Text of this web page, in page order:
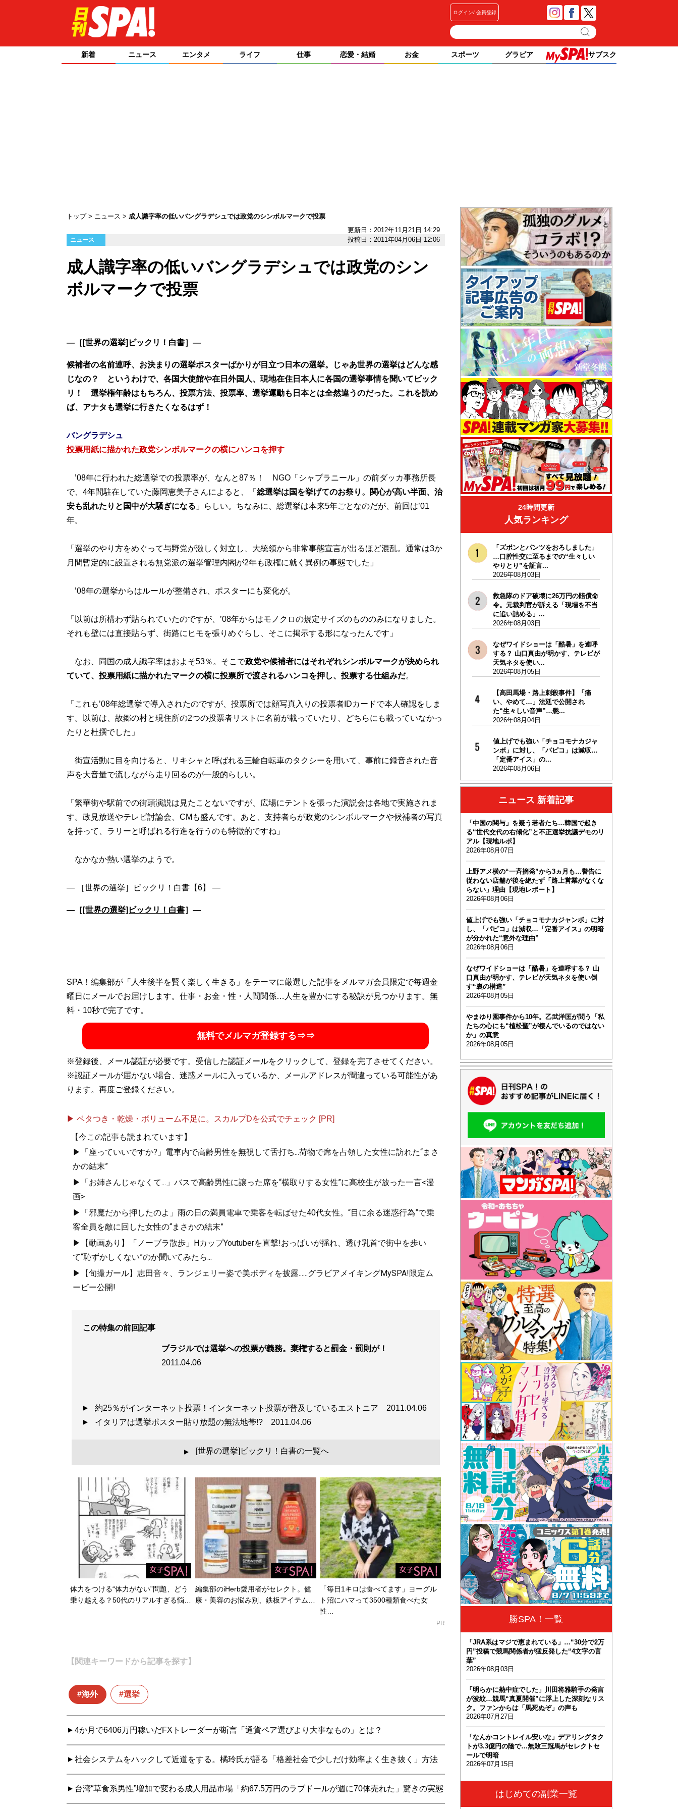
ログイン 会員登録
新着 ニュース エンタメ ライフ 仕事 恋愛・結婚 お金 スポーツ グラビア サブスク
トップ ニュース
成人識字率の低いバングラデシュでは政党のシンボルマークで投票
更新日：2012年11月21日 14:29
ニュース 投稿日：2011年04月06日 12:06
成人識字率の低いバングラデシュでは政党のシン
ボルマークで投票
―［ [世界の選挙]ビックリ！白書］―
候補者の名前連呼、お決まりの選挙ポスターばかりが目立つ日本の選挙。じゃあ世界の選挙はどんな感
じなの？ というわけで、各国大使館や在日外国人、現地在住日本人に各国の選挙事情を聞いてビック
リ！ 選挙権年齢はもちろん、投票方法、投票率、選挙運動も日本とは全然違うのだった。これを読め
ば、アナタも選挙に行きたくなるはず！
バングラデシュ
投票用紙に描かれた政党シンボルマークの横にハンコを押す
’08年に行われた総選挙での投票率が、なんと87％！ NGO「シャプラニール」の前ダッカ事務所長
で、4年間駐在していた藤岡恵美子さんによると、「 総選挙は国を挙げてのお祭り。関心が高い半面、治
安も乱れたりと国中が大騒ぎになる 」らしい。ちなみに、総選挙は本来5年ごとなのだが、前回は’01
年。
「選挙のやり方をめぐって与野党が激しく対立し、大統領から非常事態宣言が出るほど混乱。通常は3か
月間暫定的に設置される無党派の選挙管理内閣が2年も政権に就く異例の事態でした」
’08年の選挙からはルールが整備され、ポスターにも変化が。
「以前は所構わず貼られていたのですが、’08年からはモノクロの規定サイズのもののみになりました。
それも壁には直接貼らず、街路にヒモを張りめぐらし、そこに掲示する形になったんです」
なお、同国の成人識字率はおよそ53％。そこで政党や候補者にはそれぞれシンボルマークが決められ
ていて、投票用紙に描かれたマークの横に投票所で渡されるハンコを押し、投票する仕組みだ。
「これも’08年総選挙で導入されたのですが、投票所では顔写真入りの投票者IDカードで本人確認をしま
す。以前は、故郷の村と現住所の2つの投票者リストに名前が載っていたり、どちらにも載っていなかっ
たりと杜撰でした」
街宣活動に目を向けると、リキシャと呼ばれる三輪自転車のタクシーを用いて、事前に録音された音
声を大音量で流しながら走り回るのが一般的らしい。
「繁華街や駅前での街頭演説は見たことないですが、広場にテントを張った演説会は各地で実施されま
す。政見放送やテレビ討論会、CMも盛んです。あと、支持者らが政党のシンボルマークや候補者の写真
を持って、ラリーと呼ばれる行進を行うのも特徴的ですね」
なかなか熱い選挙のようで。
― ［世界の選挙］ビックリ！白書【6】 ―
―［ [世界の選挙]ビックリ！白書］―
SPA！編集部が「人生後半を賢く楽しく生きる」をテーマに厳選した記事をメルマガ会員限定で毎週金
曜日にメールでお届けします。仕事・お金・性・人間関係…人生を豊かにする秘訣が見つかります。無
料・10秒で完了です。
無料でメルマガ登録する⇒⇒
※登録後、メール認証が必要です。受信した認証メールをクリックして、登録を完了させてください。
※認証メールが届かない場合、迷惑メールに入っているか、メールアドレスが間違っている可能性があ
ります。再度ご登録ください。
▶ ベタつき・乾燥・ボリューム不足に。スカルプDを公式でチェック [PR]
【今この記事も読まれています】
▶「座っていいですか?」電車内で高齢男性を無視して舌打ち...荷物で席を占領した女性に訪れた“まさ
かの結末”
▶「お姉さんじゃなくて...」バスで高齢男性に譲った席を“横取りする女性”に高校生が放った一言<漫
画>
▶「邪魔だから押したのよ」雨の日の満員電車で乗客を転ばせた40代女性。“目に余る迷惑行為”で乗
客全員を敵に回した女性の“まさかの結末”
▶【動画あり】「ノーブラ散歩」HカップYoutuberを直撃!おっぱいが揺れ、透け乳首で街中を歩い
て“恥ずかしくない”のか聞いてみたら...
▶【旬撮ガール】志田音々、ランジェリー姿で美ボディを披露......グラビアメイキングMySPA!限定ム
ービー公開!
この特集の前回記事
ブラジルでは選挙への投票が義務。棄権すると罰金・罰則が！
2011.04.06
約25％がインターネット投票！インターネット投票が普及しているエストニア 2011.04.06
イタリアは選挙ポスター貼り放題の無法地帯!? 2011.04.06
▲ [世界の選挙]ビックリ！白書の一覧へ
体力をつける“体力がない”問題、どう
乗り越える？50代のリアルすぎる悩…
編集部のiHerb愛用者がセレクト。健
康・美容のお悩み別、鉄板アイテム…
「毎日1キロは食べてます」ヨーグル
ト沼にハマって3500種類食べた女
性…
PR
【関連キーワードから記事を探す】
海外 選挙
4か月で6406万円稼いだFXトレーダーが断言「通貨ペア選びより大事なもの」とは？
社会システムをハックして近道をする。橘玲氏が語る「格差社会で少しだけ効率よく生き抜く」方法
台湾“草食系男性”増加で変わる成人用品市場「約67.5万円のラブドールが週に70体売れた」驚きの実態
24時間更新
人気ランキング
「ズボンとパンツをおろしました」
…口腔性交に至るまでの“生々しい
やりとり”を証言...
2026年08月03日
救急隊のドア破壊に26万円の賠償命
令。元裁判官が訴える「現場を不当
に追い詰める」...
2026年08月03日
なぜワイドショーは「酷暑」を連呼
する？ 山口真由が明かす、テレビが
天気ネタを使い...
2026年08月05日
【高田馬場・路上刺殺事件】「痛
い、やめて…」法廷で公開され
た“生々しい音声”…懲...
2026年08月04日
値上げでも強い「チョコモナカジャ
ンボ」に対し、「パピコ」は減収…
「定番アイス」の...
2026年08月06日
ニュース 新着記事
「中国の関与」を疑う若者たち…韓国で起き
る“世代交代の右傾化”と不正選挙抗議デモのリ
アル【現地ルポ】
2026年08月07日
上野アメ横の“一斉摘発”から3ヵ月も…警告に
従わない店舗が後を絶たず「路上営業がなくな
らない」理由【現地レポート】
2026年08月06日
値上げでも強い「チョコモナカジャンボ」に対
し、「パピコ」は減収…「定番アイス」の明暗
が分かれた“意外な理由”
2026年08月06日
なぜワイドショーは「酷暑」を連呼する？ 山
口真由が明かす、テレビが天気ネタを使い倒
す“裏の構造”
2026年08月05日
やまゆり園事件から10年。乙武洋匡が問う「私
たちの心にも“植松聖”が棲んでいるのではない
か」の真意
2026年08月05日
勝SPA！一覧
「JRA系はマジで恵まれている」…“30分で2万
円”投稿で競馬関係者が猛反発した“4文字の言
葉”
2026年08月03日
「明らかに熱中症でした」川田将雅騎手の発言
が波紋…競馬“真夏開催”に浮上した深刻なリス
ク。ファンからは「馬死ぬぞ」の声も
2026年07月27日
「なんかコントレイル安いな」デアリングタク
トが3.3億円の陰で…無敗三冠馬がセレクトセ
ールで明暗
2026年07月15日
はじめての副業一覧